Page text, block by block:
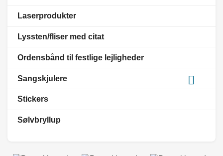
Laserprodukter
Lyssten/fliser med citat
Ordensbånd til festlige lejligheder
Sangskjulere 
Stickers
Sølvbryllup